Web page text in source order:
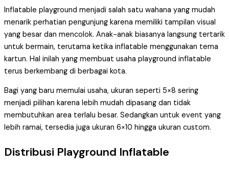
Inflatable playground menjadi salah satu wahana yang mudah
menarik perhatian pengunjung karena memiliki tampilan visual
yang besar dan mencolok. Anak-anak biasanya langsung tertarik
untuk bermain, terutama ketika inflatable menggunakan tema
kartun. Hal inilah yang membuat usaha playground inflatable
terus berkembang di berbagai kota.
Bagi yang baru memulai usaha, ukuran seperti 5×8 sering
menjadi pilihan karena lebih mudah dipasang dan tidak
membutuhkan area terlalu besar. Sedangkan untuk event yang
lebih ramai, tersedia juga ukuran 6×10 hingga ukuran custom.
Distribusi Playground Inflatable